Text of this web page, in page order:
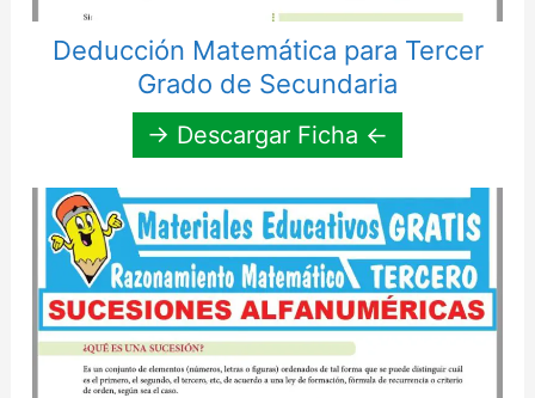
Deducción Matemática para Tercer
Grado de Secundaria
→ Descargar Ficha ←